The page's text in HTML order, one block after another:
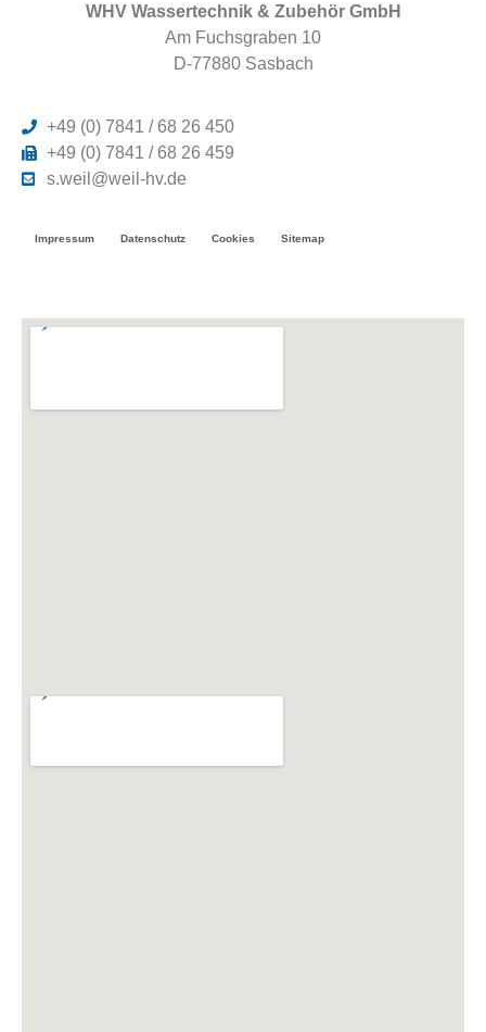
WHV Wassertechnik & Zubehör GmbH
Am Fuchsgraben 10
D-77880 Sasbach
+49 (0) 7841 / 68 26 450
+49 (0) 7841 / 68 26 459
s.weil@weil-hv.de
Impressum Datenschutz Cookies Sitemap